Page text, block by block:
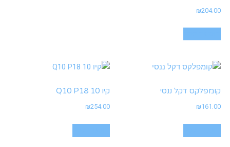
₪204.00
קומפלקס דקל ננסי
₪161.00
קיו 10 Q10 P18
₪254.00